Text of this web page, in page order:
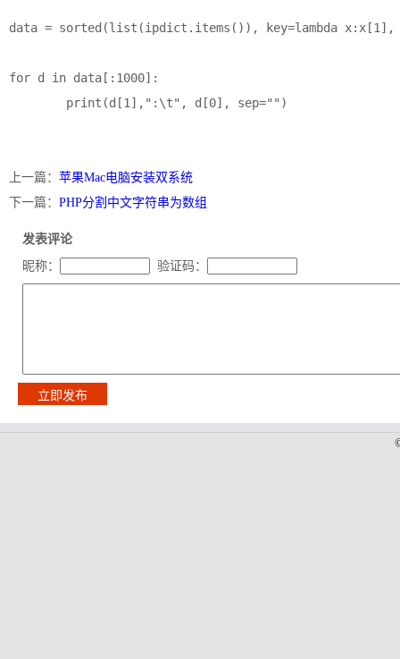
data = sorted(list(ipdict.items()), key=lambda x:x[1],
for d in data[:1000]:
	print(d[1],":\t", d[0], sep="")
上一篇： 苹果Mac电脑安装双系统
下一篇： PHP分割中文字符串为数组
发表评论
昵称：
验证码：